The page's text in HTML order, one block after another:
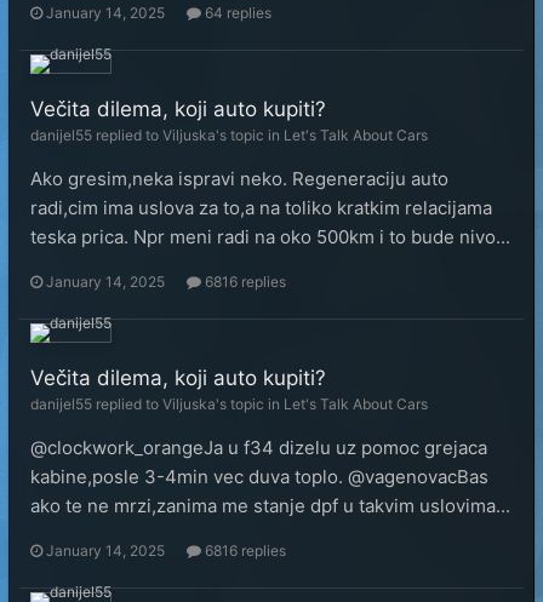
January 14, 2025 64 replies
Večita dilema, koji auto kupiti?
danijel55 replied to Viljuska's topic in Let's Talk About Cars
Ako gresim,neka ispravi neko. Regeneraciju auto
radi,cim ima uslova za to,a na toliko kratkim relacijama
teska prica. Npr meni radi na oko 500km i to bude nivo...
January 14, 2025 6816 replies
Večita dilema, koji auto kupiti?
danijel55 replied to Viljuska's topic in Let's Talk About Cars
@clockwork_orangeJa u f34 dizelu uz pomoc grejaca
kabine,posle 3-4min vec duva toplo. @vagenovacBas
ako te ne mrzi,zanima me stanje dpf u takvim uslovima...
January 14, 2025 6816 replies